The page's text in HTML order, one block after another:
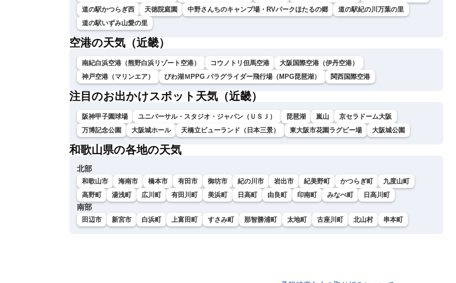
道の駅かつらぎ西
天徳院庭園 中野さんちのキャンプ場・RVパークほたるの郷
道の駅紀の川万葉の里
道の駅いずみ山愛の里
空港の天気（近畿）
南紀白浜空港（熊野白浜リゾート空港） コウノトリ但馬空港
大阪国際空港（伊丹空港）
神戸空港（マリンエア）
びわ湖ＭPPG パラグライダー飛行場（MPG琵琶湖） 関西国際空港
注目のお出かけスポット天気（近畿）
阪神甲子園球場 ユニバーサル・スタジオ・ジャパン（ＵＳＪ） 琵琶湖 嵐山
京セラドーム大阪
万博記念公園
大阪城ホール 天橋立ビューランド（日本三景） 東大阪市花園ラグビー場 大阪城公園
和歌山県の各地の天気
北部
和歌山市 海南市 橋本市 有田市 御坊市 紀の川市 岩出市 紀美野町 かつらぎ町
九度山町
高野町
湯浅町 広川町 有田川町 美浜町 日高町 由良町 印南町 みなべ町 日高川町
南部
田辺市 新宮市 白浜町 上富田町 すさみ町 那智勝浦町 太地町 古座川町 北山村 串本町